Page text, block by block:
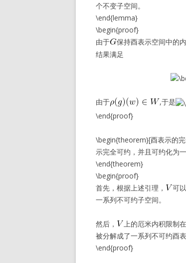
个不变子空间。
\end{lemma}
\begin{proof}
由于
保持酉表示空间中的
结果满足
由于 ,于是
\end{proof}
\begin{theorem}[酉表示的
示完全可约，并且可约化为
\end{theorem}
\begin{proof}
首先，根据上述引理，
可
一系列不可约子空间。
然后， 上的厄米内积限制
被分解成了一系列不可约酉表
\end{proof}